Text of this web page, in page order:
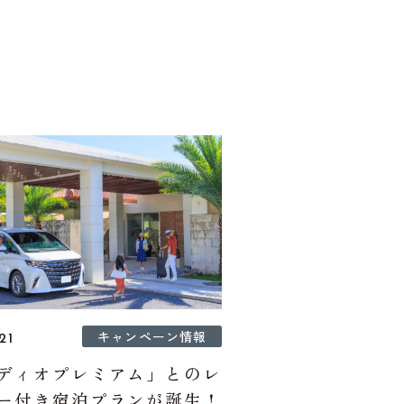
キャンペーン情報
ィオプレミアム」とのレ